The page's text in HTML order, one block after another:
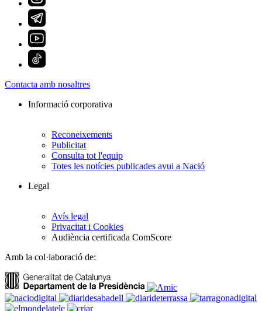
Contacta amb nosaltres
Informació corporativa
Reconeixements
Publicitat
Consulta tot l'equip
Totes les notícies publicades avui a Nació
Legal
Avís legal
Privacitat i Cookies
Audiència certificada ComScore
Amb la col·laboració de: